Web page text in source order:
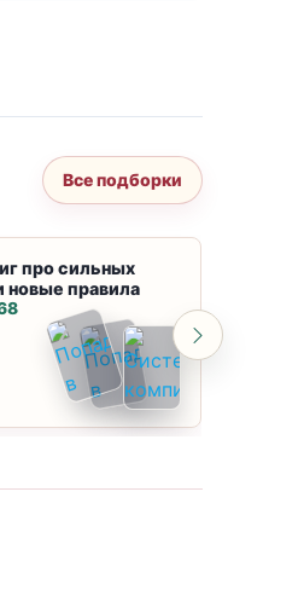
Все подборки
про сильных
новые правила